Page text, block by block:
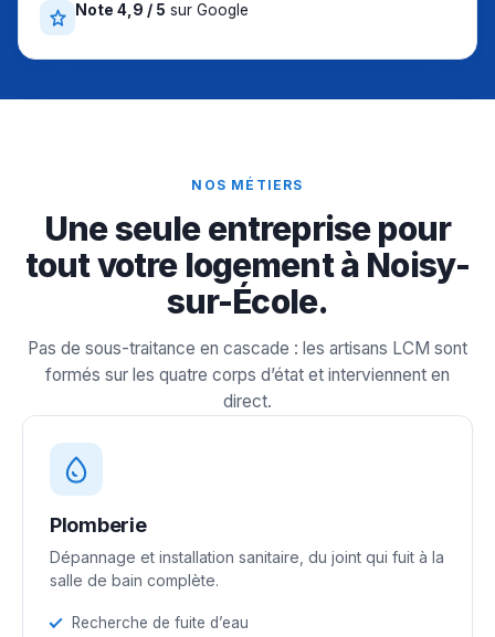
Note 4,9 / 5 sur Google
NOS MÉTIERS
Une seule entreprise pour
tout votre logement à Noisy-
sur-École.
Pas de sous-traitance en cascade : les artisans LCM sont
formés sur les quatre corps d’état et interviennent en
direct.
Plomberie
Dépannage et installation sanitaire, du joint qui fuit à la
salle de bain complète.
Recherche de fuite d’eau